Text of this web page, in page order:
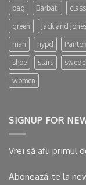
bag Barbati
green Jack and
man nypd Pantofi
shoe stars
women
SIGNUP FOR
Vrei să afli primul
Abonează-te la